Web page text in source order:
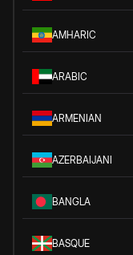
AMHARIC
ARABIC
ARMENIAN
AZERBAIJANI
BANGLA
BASQUE